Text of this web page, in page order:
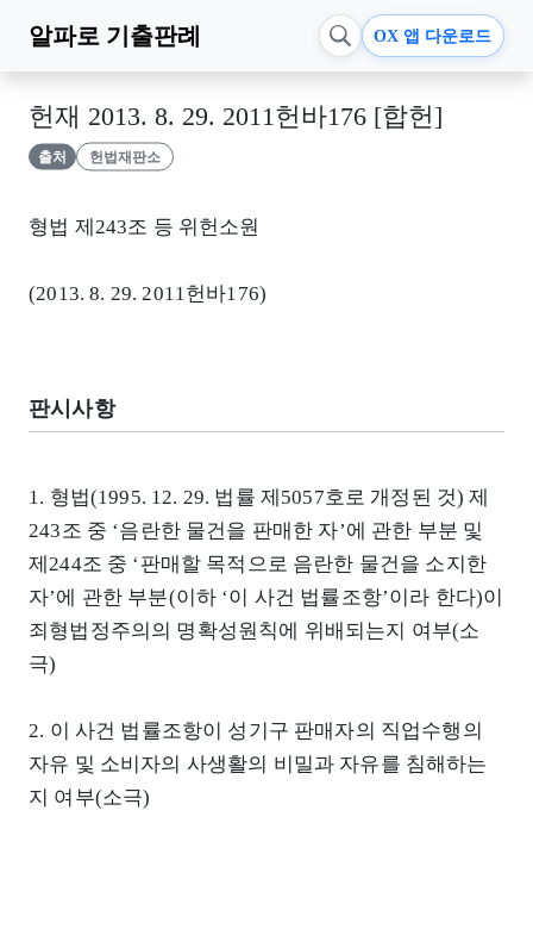
알파로 기출판례 OX 앱 다운로드
헌재 2013. 8. 29. 2011헌바176 [합헌]
출처 헌법재판소
형법 제243조 등 위헌소원
(2013. 8. 29. 2011헌바176)
판시사항
1. 형법(1995. 12. 29. 법률 제5057호로 개정된 것) 제
243조 중 ‘음란한 물건을 판매한 자’에 관한 부분 및
제244조 중 ‘판매할 목적으로 음란한 물건을 소지한
자’에 관한 부분(이하 ‘이 사건 법률조항’이라 한다)이
죄형법정주의의 명확성원칙에 위배되는지 여부(소
극)
2. 이 사건 법률조항이 성기구 판매자의 직업수행의
자유 및 소비자의 사생활의 비밀과 자유를 침해하는
지 여부(소극)